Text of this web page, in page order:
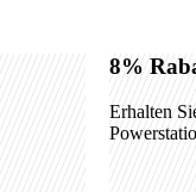
8%
Erhalten